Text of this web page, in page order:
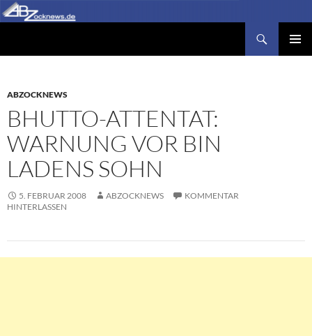
Zum
Inhalt
ABZOCKNEWS
BHUTTO-ATTENTAT:
WARNUNG VOR BIN
LADENS SOHN
5. FEBRUAR 2008 ABZOCKNEWS
KOMMENTAR
HINTERLASSEN